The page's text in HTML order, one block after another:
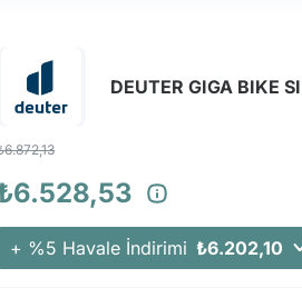
DEUTER GIGA BIKE
+ %5 Havale İndirimi ₺6.202,10